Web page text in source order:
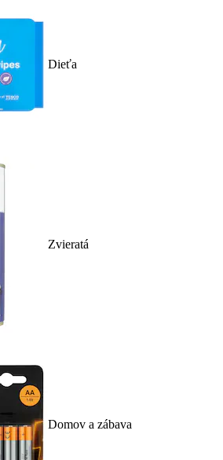
Dieťa
Zvieratá
Domov a zábava